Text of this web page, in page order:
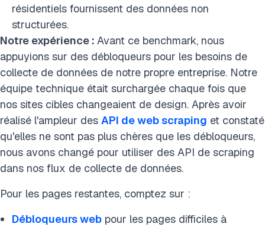
résidentiels fournissent des données non
structurées.
Notre expérience : Avant ce benchmark, nous
appuyions sur des débloqueurs pour les besoins de
collecte de données de notre propre entreprise. Notre
équipe technique était surchargée chaque fois que
nos sites cibles changeaient de design. Après avoir
réalisé l'ampleur des API de web scraping et constaté
qu'elles ne sont pas plus chères que les débloqueurs,
nous avons changé pour utiliser des API de scraping
dans nos flux de collecte de données.
Pour les pages restantes, comptez sur :
Débloqueurs web pour les pages difficiles à